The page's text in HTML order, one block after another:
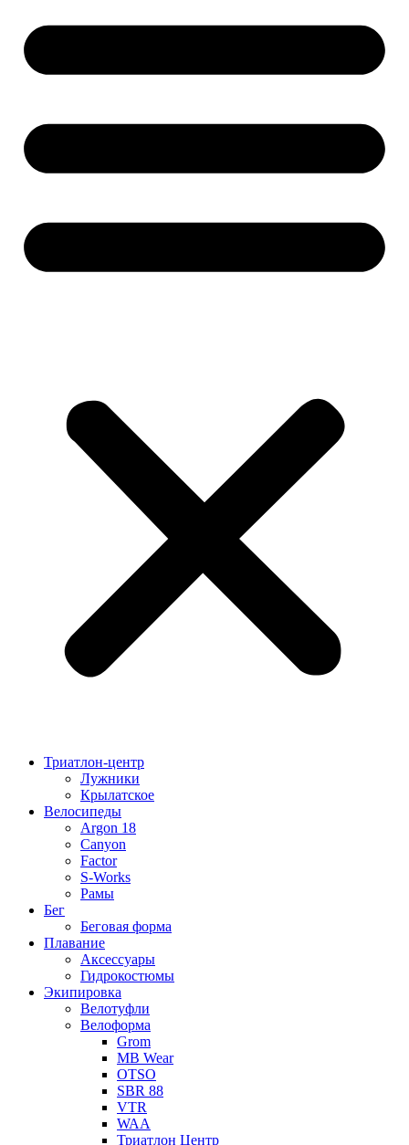
Триатлон-центр
Лужники
Крылатское
Велосипеды
Argon 18
Canyon
Factor
S-Works
Рамы
Бег
Беговая форма
Плавание
Аксессуары
Гидрокостюмы
Экипировка
Велотуфли
Велоформа
Grom
MB Wear
OTSO
SBR 88
VTR
WAA
Триатлон Центр